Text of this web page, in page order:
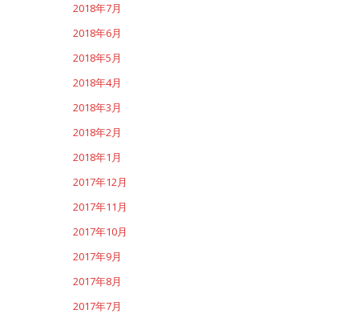
2018年7月
2018年6月
2018年5月
2018年4月
2018年3月
2018年2月
2018年1月
2017年12月
2017年11月
2017年10月
2017年9月
2017年8月
2017年7月